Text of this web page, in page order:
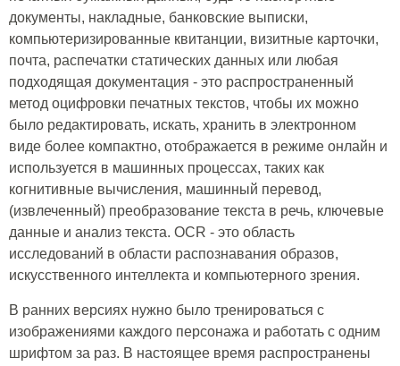
документы, накладные, банковские выписки,
компьютеризированные квитанции, визитные карточки,
почта, распечатки статических данных или любая
подходящая документация - это распространенный
метод оцифровки печатных текстов, чтобы их можно
было редактировать, искать, хранить в электронном
виде более компактно, отображается в режиме онлайн и
используется в машинных процессах, таких как
когнитивные вычисления, машинный перевод,
(извлеченный) преобразование текста в речь, ключевые
данные и анализ текста. OCR - это область
исследований в области распознавания образов,
искусственного интеллекта и компьютерного зрения.
В ранних версиях нужно было тренироваться с
изображениями каждого персонажа и работать с одним
шрифтом за раз. В настоящее время распространены